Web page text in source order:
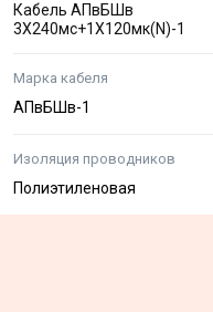
Кабель АПвБШв
3Х240мс+1Х120мк(N)-1
Марка кабеля
АПвБШв-1
Изоляция проводников
Полиэтиленовая